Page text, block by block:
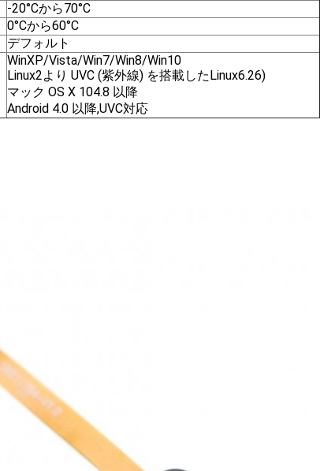
-20°Cから70°C
0°Cから60°C
デフォルト
WinXP/Vista/Win7/Win8/Win10
Linux2より UVC (紫外線) を搭載したLinux6.26)
マック OS X 104.8 以降
Android 4.0 以降,UVC対応